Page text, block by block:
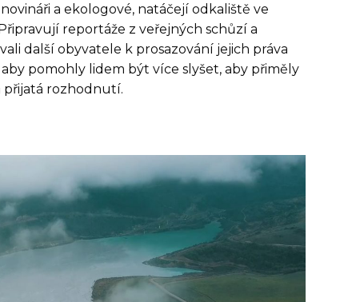
a ekologové, natáčejí odkaliště ve
reportáže z veřejných schůzí a
další obyvatele k prosazování jejich práva
pomohly lidem být více slyšet, aby přiměly
přijatá rozhodnutí.